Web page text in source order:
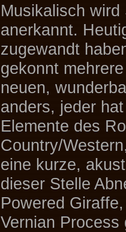
Musikalisch wird
anerkannt.
zugewandt
gekonnt
neuen,
anders, jeder
Elemente des
Country/
eine kurze,
dieser Stelle
Powered
Vernian Process